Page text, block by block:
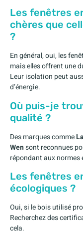
Les fenêtres
chères que
?
En général, oui, les
mais elles offrent une
Leur isolation peut
d’énergie.
Où puis-je
qualité ?
Des marques comme
Wensont reconnues
répondant aux normes
Les fenêtres
écologiques ?
Oui, si le bois utilisé
Recherchez des
cela.